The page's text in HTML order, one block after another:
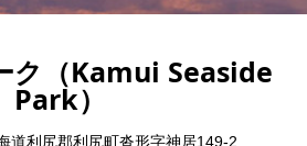
ク（Kamui Seaside
Park）
利尻郡利尻町沓形字神居149-2